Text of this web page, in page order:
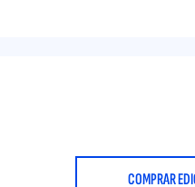
COMPRAR